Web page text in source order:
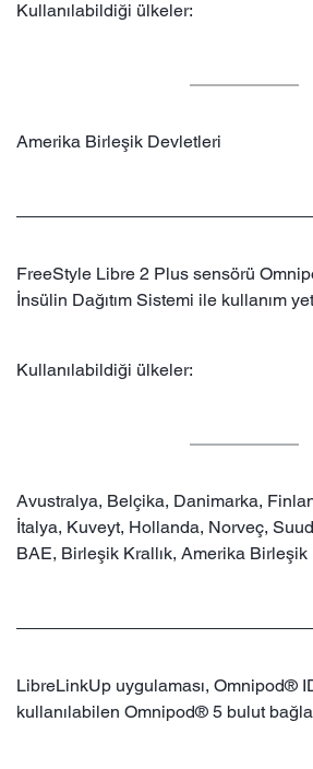
Kullanılabildiği ülkeler:
Amerika Birleşik Devletleri
FreeStyle Libre 2 Plus sensörü
İnsülin Dağıtım Sistemi ile kullanım
Kullanılabildiği ülkeler:
Avustralya, Belçika, Danimarka,
İtalya, Kuveyt, Hollanda, Norveç,
BAE, Birleşik Krallık, Amerika
LibreLinkUp uygulaması, Omnipod®
kullanılabilen Omnipod® 5 bulut